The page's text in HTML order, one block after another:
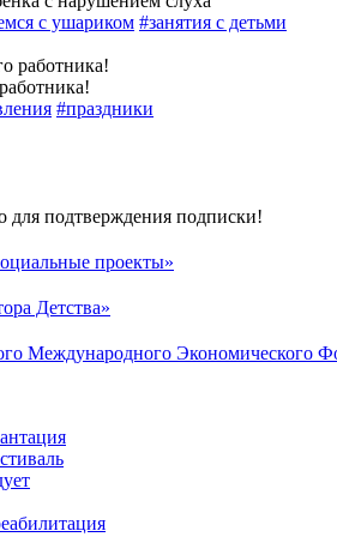
с ушариком #занятия с детьми
#праздники
для подтверждения подписки!
проекты»
Детства»
Международного Экономического